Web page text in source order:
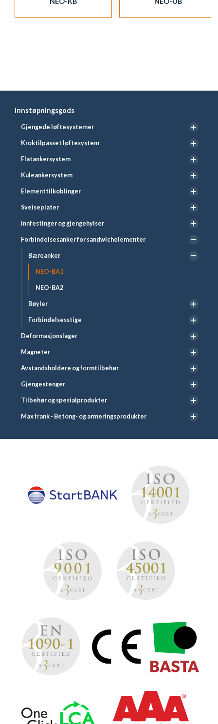
Innstøpningsgods
Gjengede løftesystemer
Kroktilpasset løftesystem
Flatankersystem
Kuleankersystem
Elementtilkoblinger
Sveiseplater
Innfestinger og gjengehylser
Forbindelsesanker for sandwichelementer
Bæreanker
NEO-BA1
NEO-BA2
Bøyler
Forbindelsesstige
Deformasjonslager
Magneter
Avstandsholdere og formtilbehør
Gjengestenger
Tilbehør og spesialprodukter
Max frank - Betong- og armeringsprodukter